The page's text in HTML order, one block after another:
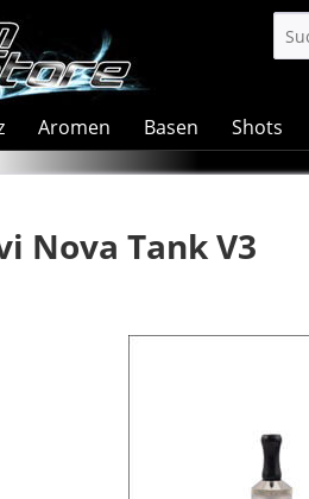
Aromen Basen Shots
Nova Tank V3